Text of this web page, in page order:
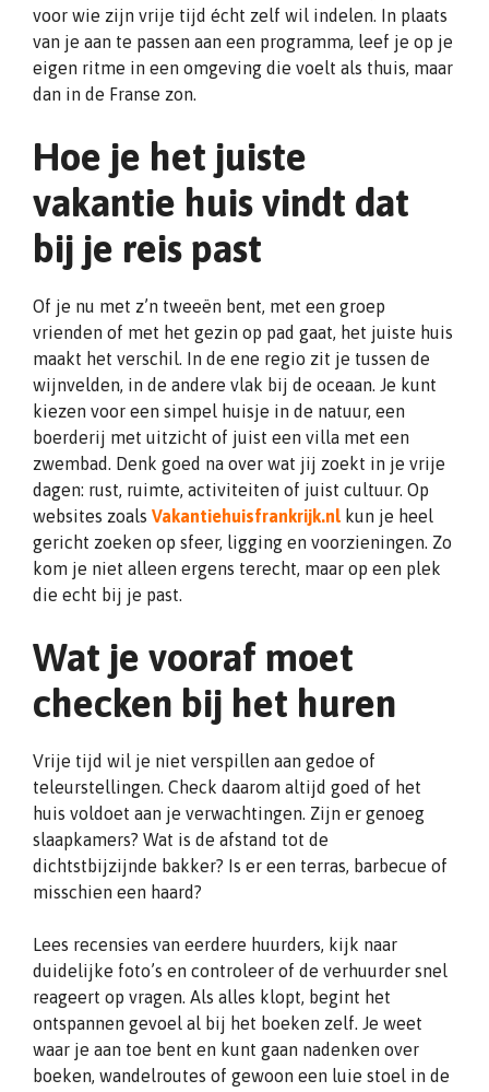
voor wie zijn vrije tijd écht zelf wil indelen. In plaats
van je aan te passen aan een programma, leef je op je
eigen ritme in een omgeving die voelt als thuis, maar
dan in de Franse zon.
Hoe je het juiste
vakantie huis vindt dat
bij je reis past
Of je nu met z’n tweeën bent, met een groep
vrienden of met het gezin op pad gaat, het juiste huis
maakt het verschil. In de ene regio zit je tussen de
wijnvelden, in de andere vlak bij de oceaan. Je kunt
kiezen voor een simpel huisje in de natuur, een
boerderij met uitzicht of juist een villa met een
zwembad. Denk goed na over wat jij zoekt in je vrije
dagen: rust, ruimte, activiteiten of juist cultuur. Op
websites zoals Vakantiehuisfrankrijk.nl kun je heel
gericht zoeken op sfeer, ligging en voorzieningen. Zo
kom je niet alleen ergens terecht, maar op een plek
die echt bij je past.
Wat je vooraf moet
checken bij het huren
Vrije tijd wil je niet verspillen aan gedoe of
teleurstellingen. Check daarom altijd goed of het
huis voldoet aan je verwachtingen. Zijn er genoeg
slaapkamers? Wat is de afstand tot de
dichtstbijzijnde bakker? Is er een terras, barbecue of
misschien een haard?
Lees recensies van eerdere huurders, kijk naar
duidelijke foto’s en controleer of de verhuurder snel
reageert op vragen. Als alles klopt, begint het
ontspannen gevoel al bij het boeken zelf. Je weet
waar je aan toe bent en kunt gaan nadenken over
boeken, wandelroutes of gewoon een luie stoel in de